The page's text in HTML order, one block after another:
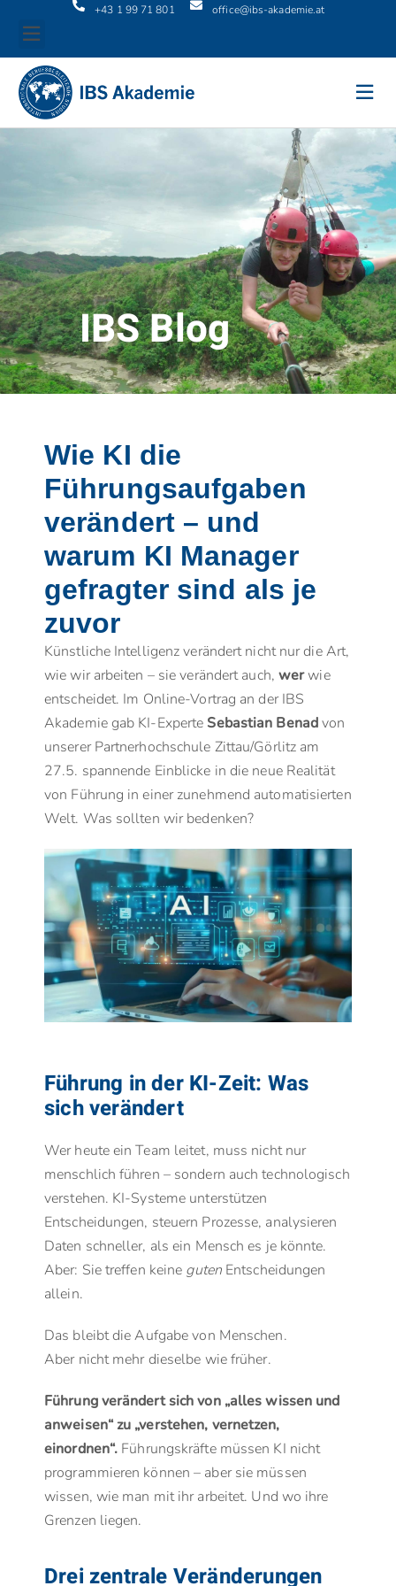
+43 1 99 71 801 office@ibs-akademie.at
IBS Blog
Wie KI die
Führungsaufgaben
verändert – und
warum KI Manager
gefragter sind als je
zuvor
Künstliche Intelligenz verändert nicht nur die Art,
wie wir arbeiten – sie verändert auch, werwie
entscheidet. Im Online-Vortrag an der IBS
Akademie gab KI-Experte Sebastian Benadvon
unserer Partnerhochschule Zittau/Görlitz am
27.5. spannende Einblicke in die neue Realität
von Führung in einer zunehmend automatisierten
Welt. Was sollten wir bedenken?
Führung in der KI-Zeit: Was
sich verändert
Wer heute ein Team leitet, muss nicht nur
menschlich führen – sondern auch technologisch
verstehen. KI-Systeme unterstützen
Entscheidungen, steuern Prozesse, analysieren
Daten schneller, als ein Mensch es je könnte.
Aber: Sie treffen keine gutenEntscheidungen
allein.
Das bleibt die Aufgabe von Menschen.
Aber nicht mehr dieselbe wie früher.
Führung verändert sich von „alles wissen und
anweisen“ zu „verstehen, vernetzen,
einordnen“. Führungskräfte müssen KI nicht
programmieren können – aber sie müssen
wissen, wie man mit ihr arbeitet. Und wo ihre
Grenzen liegen.
Drei zentrale Veränderungen